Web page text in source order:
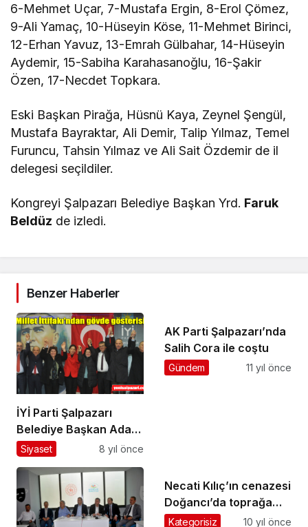
6-Mehmet Uçar, 7-Mustafa Ergin, 8-Erol Çömez,
9-Ali Yamaç, 10-Hüseyin Köse, 11-Mehmet Birinci,
12-Erhan Yavuz, 13-Emrah Gülbahar, 14-Hüseyin
Aydemir, 15-Sabiha Karahasanoğlu, 16-Şakir
Özen, 17-Necdet Topkara.
Eski Başkan Pirağa, Hüsnü Kaya, Zeynel Şengül,
Mustafa Bayraktar, Ali Demir, Talip Yılmaz, Temel
Furuncu, Tahsin Yılmaz ve Ali Sait Özdemir de il
delegesi seçildiler.
Kongreyi Şalpazarı Belediye Başkan Yrd. Faruk
Beldüz de izledi.
Benzer Haberler
İYİ Parti Şalpazarı
Belediye Başkan Adayı
Mehmet Öngöz’ü halka
Siyaset 8 yıl önce
AK Parti Şalpazarı’nda
Salih Cora ile coştu
Gündem 11 yıl önce
Necati Kılıç’ın cenazesi
Doğancı’da toprağa
verildi
Kategorisiz 10 yıl önce